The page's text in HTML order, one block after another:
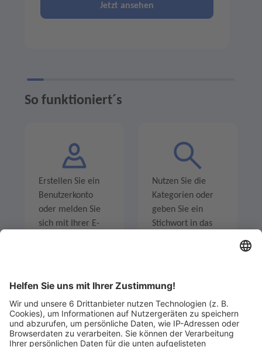
Jetzt ansehen
So funktioniert´s
Erstellen Sie ein
Benutzerkonto
oder melden Sie
sich mit Ihrer E-
Nutzen Sie die
Kategorien oder
geben Sie ein
Stichwort in das